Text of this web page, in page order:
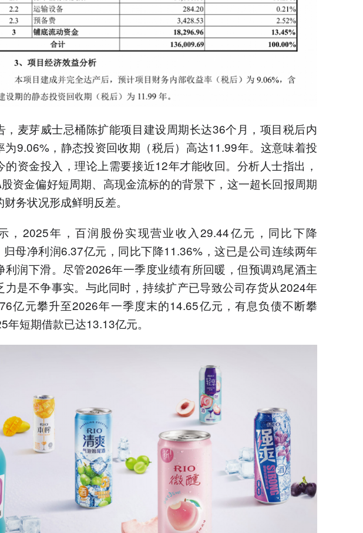
，麦芽威士忌桶陈扩能项目建设周期长达36个月，项目税后内
为9.06%，静态投资回收期（税后）高达11.99年。这意味着投
的资金投入，理论上需要接近12年才能收回。分析人士指出，
资金偏好短周期、高现金流标的的背景下，这一超长回报周期
务状况形成鲜明反差。
，2025年，百润股份实现营业收入29.44亿元，同比下降
归母净利润6.37亿元，同比下降11.36%，这已是公司连续两年
利润下滑。尽管2026年一季度业绩有所回暖，但预调鸡尾酒主
力是不争事实。与此同时，持续扩产已导致公司存货从2024年
亿元攀升至2026年一季度末的14.65亿元，有息负债不断攀
年短期借款已达13.13亿元。